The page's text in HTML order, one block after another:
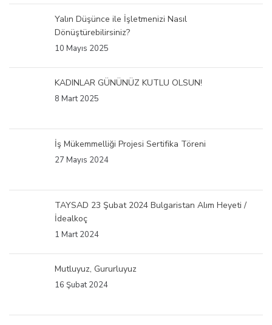
Yalın Düşünce ile İşletmenizi Nasıl
Dönüştürebilirsiniz?
10 Mayıs 2025
KADINLAR GÜNÜNÜZ KUTLU OLSUN!
8 Mart 2025
İş Mükemmelliği Projesi Sertifika Töreni
27 Mayıs 2024
TAYSAD 23 Şubat 2024 Bulgaristan Alım Heyeti /
İdealkoç
1 Mart 2024
Mutluyuz, Gururluyuz
16 Şubat 2024